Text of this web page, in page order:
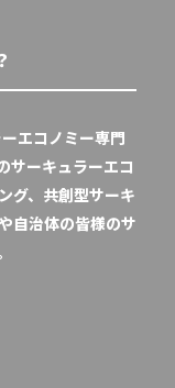
エコノミー専門
サーキュラーエコ
グ、共創型サーキ
自治体の皆様のサ